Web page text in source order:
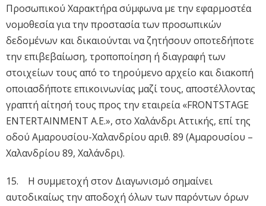
Προσωπικού Χαρακτήρα σύμφωνα με την εφαρμοστέα
νομοθεσία για την προστασία των προσωπικών
δεδομένων και δικαιούνται να ζητήσουν οποτεδήποτε
την επιβεβαίωση, τροποποίηση ή διαγραφή των
στοιχείων τους από το τηρούμενο αρχείο και διακοπή
οποιασδήποτε επικοινωνίας μαζί τους, αποστέλλοντας
γραπτή αίτησή τους προς την εταιρεία «FRONTSTAGE
ENTERTAINMENT A.E.», στο Χαλάνδρι Αττικής, επί της
οδού Αμαρουσίου-Χαλανδρίου αριθ. 89 (Αμαρουσίου –
Χαλανδρίου 89, Χαλάνδρι).
15. Η συμμετοχή στον Διαγωνισμό σημαίνει
αυτοδικαίως την αποδοχή όλων των παρόντων όρων